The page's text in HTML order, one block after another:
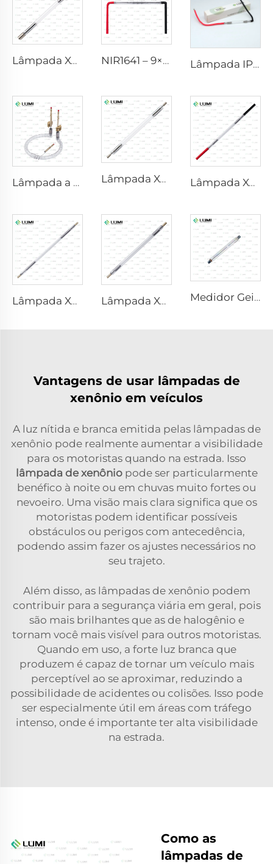
Lâmpada Xenon IPL P1640 – 7×47×110 mm NIR1641 – 9×45×110 mm Lâmpada IPL, modelo 9-45-100 Cabo
Lâmpada a Gás Simulador de Luz Solar D1200 – 10×110 mm Lâmpada Xenônio Laser L2851 – 5×105×175 mm Lâmpada Xenônio Laser L1921 - 7×60×125 mm
Lâmpada Xenônio Laser L3180-8×100×210mm Lâmpada Xenônio Laser L2690-9×100×160 Medidor Geiger-Mueller M4011
Vantagens de usar lâmpadas de
xenônio em veículos
A luz nítida e branca emitida pelas lâmpadas de
xenônio pode realmente aumentar a visibilidade
para os motoristas quando na estrada. Isso
lâmpada de xenônio pode ser particularmente
benéfico à noite ou em chuvas muito fortes ou
nevoeiro. Uma visão mais clara significa que os
motoristas podem identificar possíveis
obstáculos ou perigos com antecedência,
podendo assim fazer os ajustes necessários no
seu trajeto.
Além disso, as lâmpadas de xenônio podem
contribuir para a segurança viária em geral, pois
são mais brilhantes que as de halogênio e
tornam você mais visível para outros motoristas.
Quando em uso, a forte luz branca que
produzem é capaz de tornar um veículo mais
perceptível ao se aproximar, reduzindo a
possibilidade de acidentes ou colisões. Isso pode
ser especialmente útil em áreas com tráfego
intenso, onde é importante ter alta visibilidade
na estrada.
Como as
lâmpadas de